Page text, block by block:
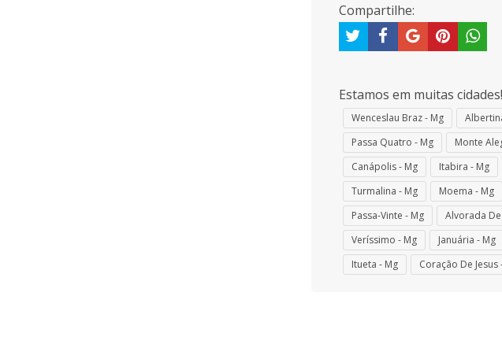
Compartilhe:
Estamos em muitas cidades!
Wenceslau Braz - Mg
Passa Quatro - Mg
Monte
Canápolis - Mg
Itabira - Mg
Turmalina - Mg
Moema - Mg
Passa-Vinte - Mg
Alvorada
Veríssimo - Mg
Januária - Mg
Itueta - Mg
Coração De Jesus